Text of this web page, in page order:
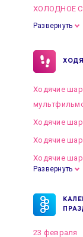
ХОЛОДНОЕ
Развернуть
Ходячие
Ходячие
Ходячие
Ходячие
Развернуть
23 февраля